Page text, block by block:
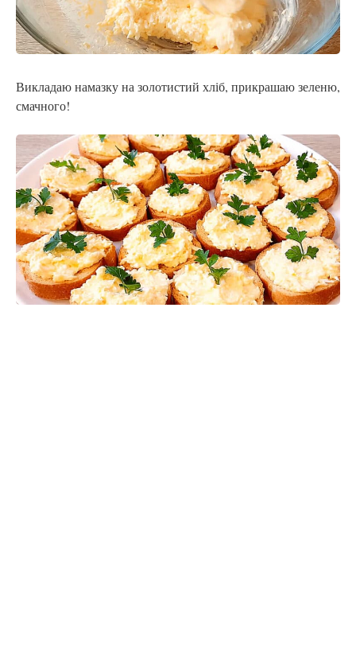
Викладаю намазку на золотистий хліб, прикрашаю зеленю,
смачного!